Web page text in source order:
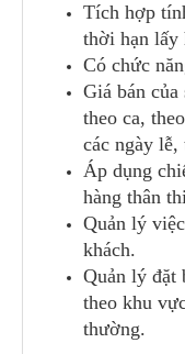
Tích hợp
thời hạn lấy
Có chức
Giá bán
theo ca,
các ngày lễ,
Áp dụng
hàng thân
Quản lý
khách.
Quản lý đặt
theo khu
thường.